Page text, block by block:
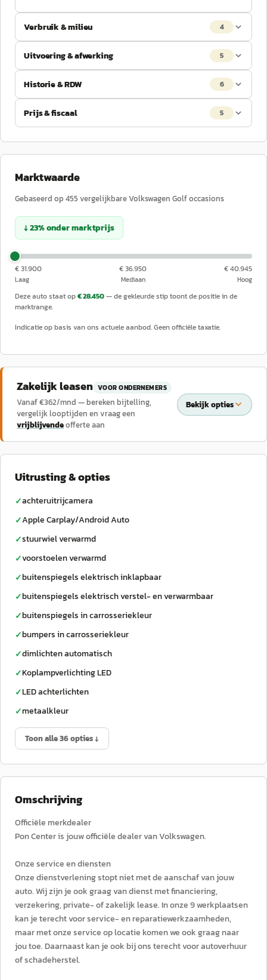
Verbruik & milieu 4
Uitvoering & afwerking 5
Historie & RDW 6
Prijs & fiscaal 5
Marktwaarde
Gebaseerd op 455 vergelijkbareVolkswagen Golfoccasions
↓23%ondermarktprijs
€ 31.900
Laag
€ 36.950
Mediaan
€ 40.945
Hoog
Deze auto staat op€ 28.450— de gekleurde stip toont de positie in de
marktrange.
Indicatie op basis van ons actuele aanbod. Geen officiële taxatie.
Zakelijk leasen VOOR ONDERNEMERS
Vanaf €362/mnd — bereken bijtelling,
vergelijk looptijden en vraag een
vrijblijvendeofferte aan
Bekijk opties
Uitrusting & opties
✓achteruitrijcamera
✓Apple Carplay/Android Auto
✓stuurwiel verwarmd
✓voorstoelen verwarmd
✓buitenspiegels elektrisch inklapbaar
✓buitenspiegels elektrisch verstel- en verwarmbaar
✓buitenspiegels in carrosseriekleur
✓bumpers in carrosseriekleur
✓dimlichten automatisch
✓Koplampverlichting LED
✓LED achterlichten
✓metaalkleur
Toon alle 36 opties ↓
Omschrijving
Officiële merkdealer
Pon Center is jouw officiële dealer van Volkswagen.
Onze service en diensten
Onze dienstverlening stopt niet met de aanschaf van jouw
auto. Wij zijn je ook graag van dienst met financiering,
verzekering, private- of zakelijk lease. In onze 9 werkplaatsen
kan je terecht voor service- en reparatiewerkzaamheden,
maar met onze service op locatie komen we ook graag naar
jou toe. Daarnaast kan je ook bij ons terecht voor autoverhuur
of schadeherstel.